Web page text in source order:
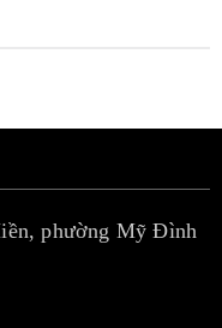
phường Mỹ Đình